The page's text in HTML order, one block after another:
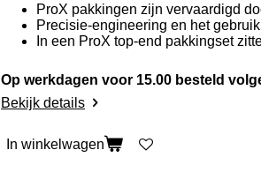
ProX pakkingen zijn vervaardigd
Precisie-engineering en het
In een ProX top-end pakkingset
Op werkdagen voor 15.00 besteld
Bekijk details
In winkelwagen